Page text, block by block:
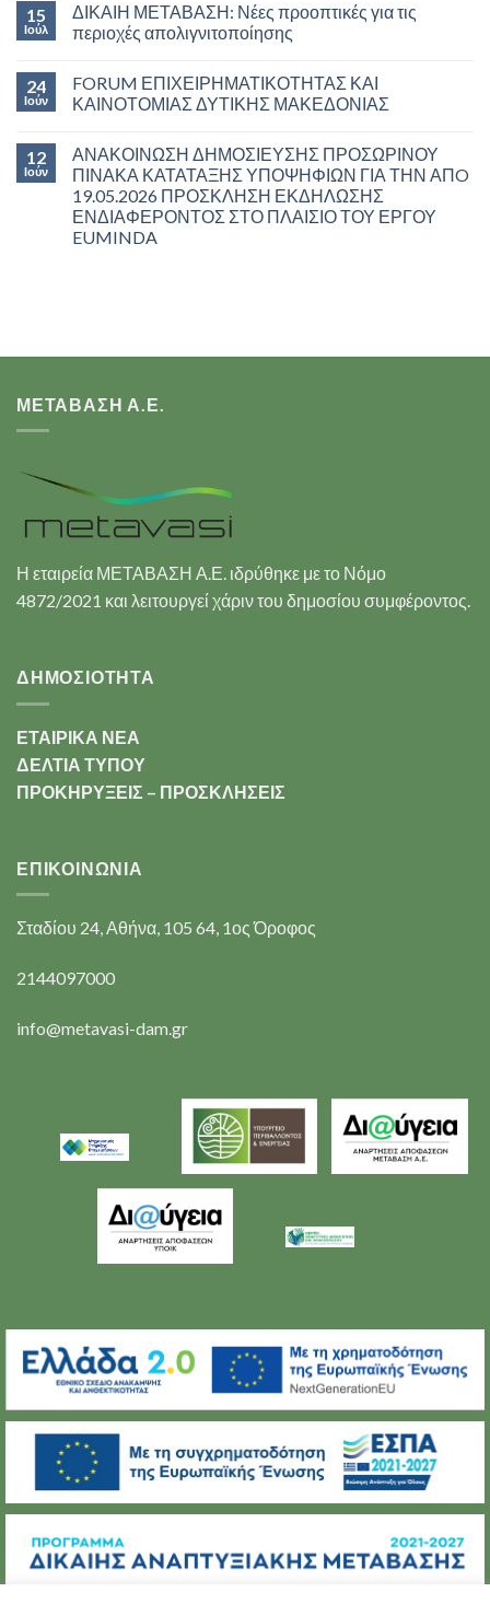
15
Ιούλ
ΔΙΚΑΙΗ ΜΕΤΑΒΑΣΗ: Νέες προοπτικές για τις
περιοχές απολιγνιτοποίησης
24
Ιούν
FORUM ΕΠΙΧΕΙΡΗΜΑΤΙΚΟΤΗΤΑΣ ΚΑΙ
ΚΑΙΝΟΤΟΜΙΑΣ ΔΥΤΙΚΗΣ ΜΑΚΕΔΟΝΙΑΣ
12
Ιούν
ΑΝΑΚΟΙΝΩΣΗ ΔΗΜΟΣΙΕΥΣΗΣ ΠΡΟΣΩΡΙΝΟΥ
ΠΙΝΑΚΑ ΚΑΤΑΤΑΞΗΣ ΥΠΟΨΗΦΙΩΝ ΓΙΑ ΤΗΝ ΑΠO
19.05.2026 ΠΡΟΣΚΛΗΣΗ ΕΚΔΗΛΩΣΗΣ
ΕΝΔΙΑΦΕΡΟΝΤΟΣ ΣΤΟ ΠΛΑΙΣΙΟ ΤΟΥ ΕΡΓΟΥ
EUMINDA
ΜΕΤΑΒΑΣΗ Α.Ε.
Η εταιρεία ΜΕΤΑΒΑΣΗ Α.Ε. ιδρύθηκε με το Νόμο
4872/2021 και λειτουργεί χάριν του δημοσίου συμφέροντος.
ΔΗΜΟΣΙΟΤΗΤΑ
ΕΤΑΙΡΙΚΑ ΝΕΑ
ΔΕΛΤΙΑ ΤΥΠΟΥ
ΠΡΟΚΗΡΥΞΕΙΣ – ΠΡΟΣΚΛΗΣΕΙΣ
ΕΠΙΚΟΙΝΩΝΊΑ
Σταδίου 24, Αθήνα, 105 64, 1ος Όροφος
2144097000
info@metavasi-dam.gr